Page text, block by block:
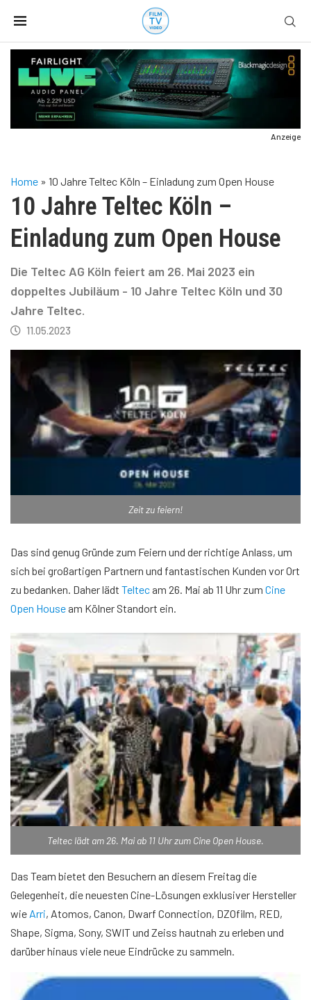
Anzeige
Home » 10 Jahre Teltec Köln – Einladung zum Open House
10 Jahre Teltec Köln –
Einladung zum Open House
Die Teltec AG Köln feiert am 26. Mai 2023 ein
doppeltes Jubiläum - 10 Jahre Teltec Köln und 30
Jahre Teltec.
11.05.2023
Zeit zu feiern!
Das sind genug Gründe zum Feiern und der richtige Anlass, um
sich bei großartigen Partnern und fantastischen Kunden vor Ort
zu bedanken. Daher lädt Teltec am 26. Mai ab 11 Uhr zum Cine
Open House am Kölner Standort ein.
Teltec lädt am 26. Mai ab 11 Uhr zum Cine Open House.
Das Team bietet den Besuchern an diesem Freitag die
Gelegenheit, die neuesten Cine-Lösungen exklusiver Hersteller
wie Arri, Atomos, Canon, Dwarf Connection, DZOfilm, RED,
Shape, Sigma, Sony, SWIT und Zeiss hautnah zu erleben und
darüber hinaus viele neue Eindrücke zu sammeln.